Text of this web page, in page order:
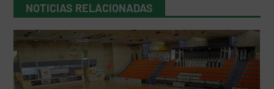
NOTICIAS RELACIONADAS